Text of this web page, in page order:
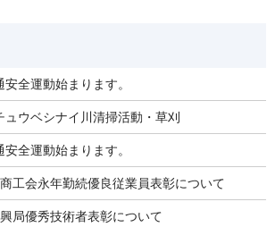
全運動始まります。
ウベシナイ川清掃活動・草刈
全運動始まります。
工会永年勤続優良従業員表彰について
局優秀技術者表彰について